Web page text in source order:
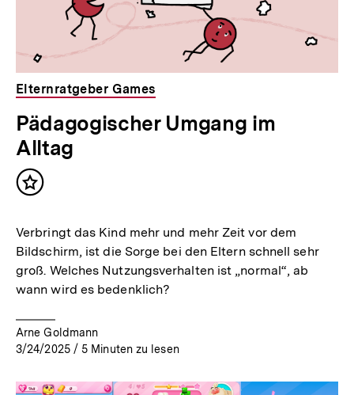
Elternratgeber Games
Pädagogischer Umgang im
Alltag
Inhalt
Verbringt das Kind mehr und mehr Zeit vor dem
Bildschirm, ist die Sorge bei den Eltern schnell sehr
groß. Welches Nutzungsverhalten ist „normal“, ab
wann wird es bedenklich?
Arne Goldmann
3/24/2025 / 5 Minuten zu lesen